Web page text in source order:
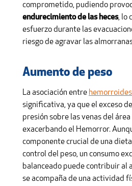
comprometido, pudiendo
endurecimiento de las heces, lo
esfuerzo durante las
riesgo de agravar las
Aumento de peso
La asociación entre
significativa, ya que el exceso
presión sobre las venas del
exacerbando el Hemorror.
componente crucial de una
control del peso, un consumo
balanceado puede contribuir al
se acompaña de una actividad